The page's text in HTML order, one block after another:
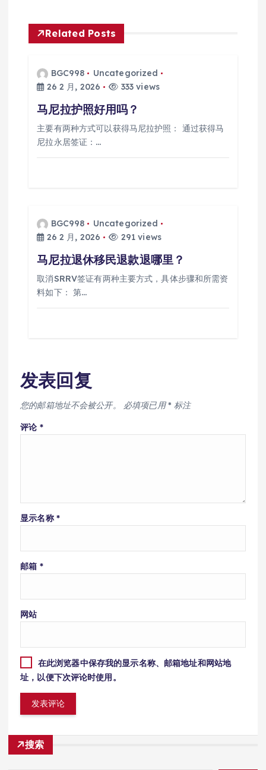
航
Related Posts
BGC998
Uncategorized
26 2 月, 2026
333 views
马尼拉护照好用吗？
主要有两种方式可以获得马尼拉护照： 通过获得马
尼拉永居签证：…
BGC998
Uncategorized
26 2 月, 2026
291 views
马尼拉退休移民退款退哪里？
取消SRRV签证有两种主要方式，具体步骤和所需资
料如下： 第…
发表回复
您的邮箱地址不会被公开。 必填项已用* 标注
评论 *
显示名称 *
邮箱 *
网站
在此浏览器中保存我的显示名称、邮箱地址和网站地
址，以便下次评论时使用。
搜索